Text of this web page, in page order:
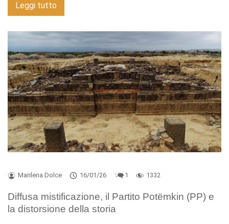
Leggi tutto
Marilena Dolce 16/01/26 1 1332
Diffusa mistificazione, il Partito Potëmkin (PP) e
la distorsione della storia